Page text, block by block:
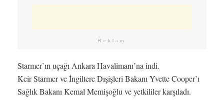
Reklam
Starmer’ın uçağı Ankara Havalimanı’na indi.
Keir Starmer ve İngiltere Dışişleri Bakanı Yvette Cooper’ı
Sağlık Bakanı Kemal Memişoğlu ve yetkililer karşıladı.